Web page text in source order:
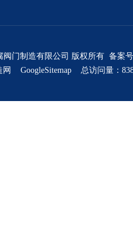
阀门制造有限公司 版权所有 备案
网 GoogleSitemap 总访问量：